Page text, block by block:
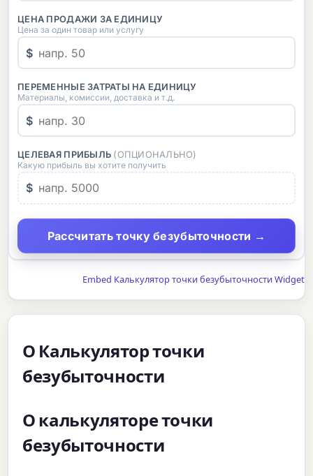
ЦЕНА ПРОДАЖИ ЗА ЕДИНИЦУ
Цена за один товар или услугу
$
ПЕРЕМЕННЫЕ ЗАТРАТЫ НА ЕДИНИЦУ
Материалы, комиссии, доставка и т.д.
$
ЦЕЛЕВАЯ ПРИБЫЛЬ (ОПЦИОНАЛЬНО)
Какую прибыль вы хотите получить
$
Рассчитать точку безубыточности →
Embed Калькулятор точки безубыточности Widget
О Калькулятор точки
безубыточности
О калькуляторе точки
безубыточности